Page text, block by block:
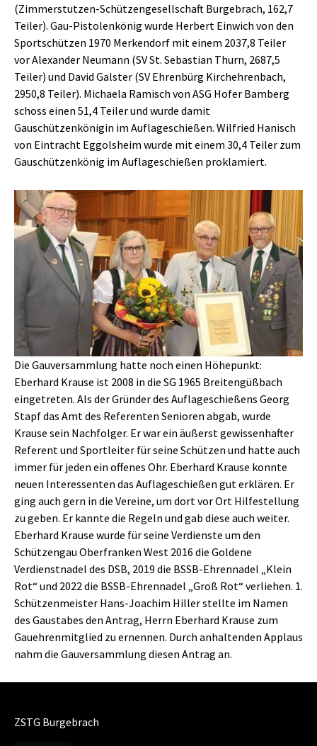
(Zimmerstutzen-Schützengesellschaft Burgebrach, 162,7
Teiler). Gau-Pistolenkönig wurde Herbert Einwich von den
Sportschützen 1970 Merkendorf mit einem 2037,8 Teiler
vor Alexander Neumann (SV St. Sebastian Thurn, 2687,5
Teiler) und David Galster (SV Ehrenbürg Kirchehrenbach,
2950,8 Teiler). Michaela Ramisch von ASG Hofer Bamberg
schoss einen 51,4 Teiler und wurde damit
Gauschützenkönigin im Auflageschießen. Wilfried Hanisch
von Eintracht Eggolsheim wurde mit einem 30,4 Teiler zum
Gauschützenkönig im Auflageschießen proklamiert.
Show larger version
Die Gauversammlung hatte noch einen Höhepunkt:
Eberhard Krause ist 2008 in die SG 1965 Breitengüßbach
eingetreten. Als der Gründer des Auflageschießens Georg
Stapf das Amt des Referenten Senioren abgab, wurde
Krause sein Nachfolger. Er war ein äußerst gewissenhafter
Referent und Sportleiter für seine Schützen und hatte auch
immer für jeden ein offenes Ohr. Eberhard Krause konnte
neuen Interessenten das Auflageschießen gut erklären. Er
ging auch gern in die Vereine, um dort vor Ort Hilfestellung
zu geben. Er kannte die Regeln und gab diese auch weiter.
Eberhard Krause wurde für seine Verdienste um den
Schützengau Oberfranken West 2016 die Goldene
Verdienstnadel des DSB, 2019 die BSSB-Ehrennadel „Klein
Rot“ und 2022 die BSSB-Ehrennadel „Groß Rot“ verliehen. 1.
Schützenmeister Hans-Joachim Hiller stellte im Namen
des Gaustabes den Antrag, Herrn Eberhard Krause zum
Gauehrenmitglied zu ernennen. Durch anhaltenden Applaus
nahm die Gauversammlung diesen Antrag an.
ZSTG Burgebrach